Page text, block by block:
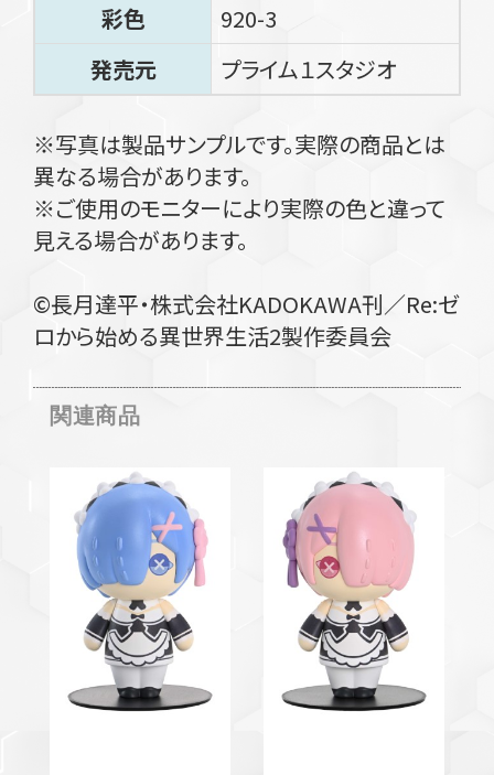
彩色
920-3
発売元
プライム１スタジオ
※写真は製品サンプルです。実際の商品とは
異なる場合があります。
※ご使用のモニターにより実際の色と違って
見える場合があります。
©長月達平・株式会社KADOKAWA刊／Re:ゼ
ロから始める異世界生活2製作委員会
関連商品